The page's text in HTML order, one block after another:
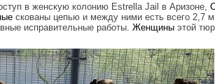
в женскую колонию Estrella Jail в Аризоне,
скованы цепью и между ними есть всего 2,7
исправительные работы. Женщины этой